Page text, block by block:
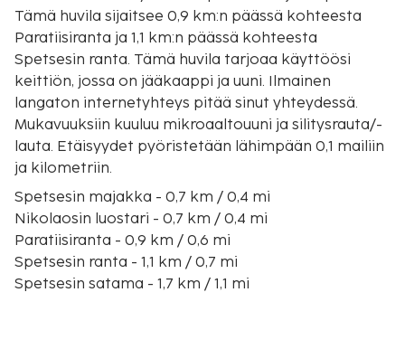
Tämä huvila sijaitsee 0,9 km:n päässä kohteesta
Paratiisiranta ja 1,1 km:n päässä kohteesta
Spetsesin ranta. Tämä huvila tarjoaa käyttöösi
keittiön, jossa on jääkaappi ja uuni. Ilmainen
langaton internetyhteys pitää sinut yhteydessä.
Mukavuuksiin kuuluu mikroaaltouuni ja silitysrauta/-
lauta. Etäisyydet pyöristetään lähimpään 0,1 mailiin
ja kilometriin.
Spetsesin majakka - 0,7 km / 0,4 mi
Nikolaosin luostari - 0,7 km / 0,4 mi
Paratiisiranta - 0,9 km / 0,6 mi
Spetsesin ranta - 1,1 km / 0,7 mi
Spetsesin satama - 1,7 km / 1,1 mi